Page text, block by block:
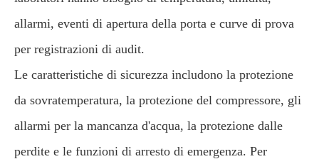
allarmi, eventi di apertura della porta e curve di prova
per registrazioni di audit.
Le caratteristiche di sicurezza includono la protezione
da sovratemperatura, la protezione del compressore, gli
allarmi per la mancanza d'acqua, la protezione dalle
perdite e le funzioni di arresto di emergenza. Per